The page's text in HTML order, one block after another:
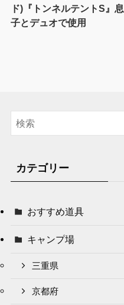
ド)『トンネルテントS』息
子とデュオで使用
カテゴリー
おすすめ道具
キャンプ場
三重県
京都府